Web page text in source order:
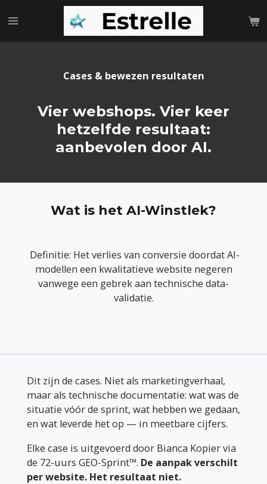
direct
naar
Cases & bewezen resultaten
Vier webshops. Vier keer
hetzelfde resultaat:
aanbevolen door AI.
Wat is het AI-Winstlek?
Definitie: Het verlies van conversie doordat AI-
modellen een kwalitatieve website negeren
vanwege een gebrek aan technische data-
validatie.
Dit zijn de cases. Niet als marketingverhaal,
maar als technische documentatie: wat was de
situatie vóór de sprint, wat hebben we gedaan,
en wat leverde het op — in meetbare cijfers.
Elke case is uitgevoerd door Bianca Kopier via
de 72-uurs GEO-Sprint™. De aanpak verschilt
per website. Het resultaat niet.